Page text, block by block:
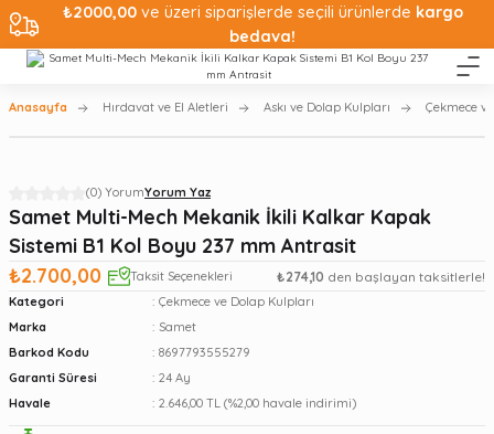
₺2000,00ve üzeri siparişlerde seçili ürünlerde kargo
bedava!
Anasayfa Hırdavat ve El Aletleri Askı ve Dolap Kulpları Çekmece
(0) YorumYorum Yaz
Samet Multi-Mech Mekanik İkili Kalkar Kapak
Sistemi B1 Kol Boyu 237 mm Antrasit
₺2.700,00
Taksit Seçenekleri ₺274,10 den başlayan taksitlerle!
Kategori
Çekmece ve Dolap Kulpları
Marka
Samet
Barkod Kodu
8697793555279
Garanti Süresi
24 Ay
Havale
2.646,00 TL (%2,00 havale indirimi)